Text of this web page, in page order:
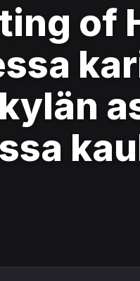
of